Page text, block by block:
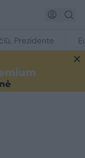
Prezidente